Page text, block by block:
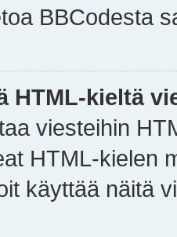
BBCodesta
HTML-kieltä
viesteihin
HTML-kielen
käyttää näitä